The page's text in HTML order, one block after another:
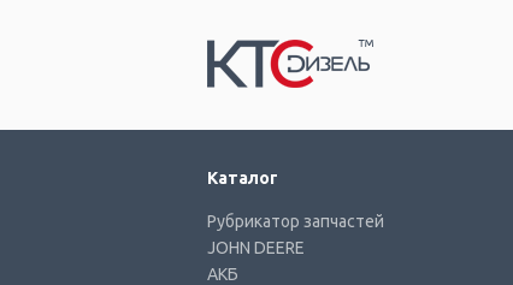
Каталог
Рубрикатор запчастей
JOHN DEERE
АКБ